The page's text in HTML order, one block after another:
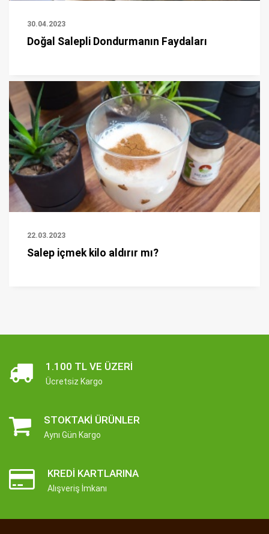
30.04.2023
Doğal Salepli Dondurmanın Faydaları
22.03.2023
Salep içmek kilo aldırır mı?
1.100 TL VE ÜZERI
Ücretsiz Kargo
STOKTAKI ÜRÜNLER
Aynı Gün Kargo
KREDI KARTLARINA
Alışveriş İmkanı